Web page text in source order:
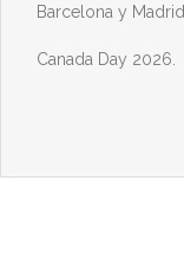
Barcelona y Madrid.
Canada Day 2026.